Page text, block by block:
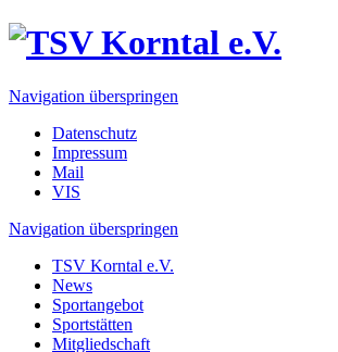
Navigation überspringen
Datenschutz
Impressum
Mail
VIS
Navigation überspringen
TSV Korntal e.V.
News
Sportangebot
Sportstätten
Mitgliedschaft